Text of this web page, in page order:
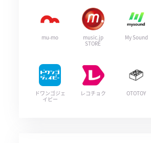
mu-mo
music.jp
STORE
My Sound
ドワンゴジェ
イピー
レコチョク OTOTOY